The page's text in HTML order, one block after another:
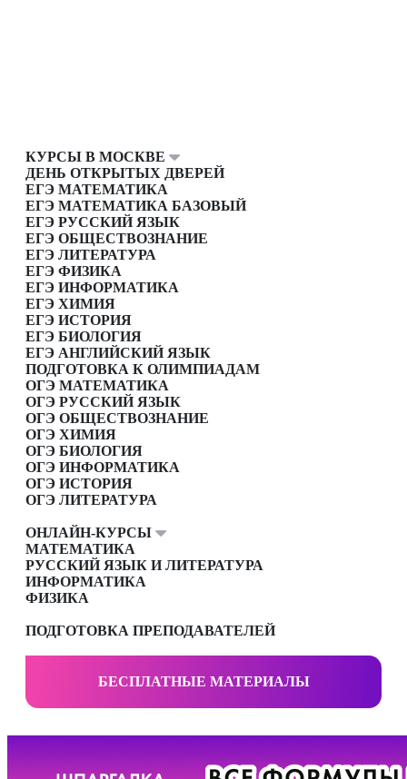
КУРСЫ В МОСКВЕ
ДЕНЬ ОТКРЫТЫХ ДВЕРЕЙ
ЕГЭ МАТЕМАТИКА
ЕГЭ МАТЕМАТИКА БАЗОВЫЙ
ЕГЭ РУССКИЙ ЯЗЫК
ЕГЭ ОБЩЕСТВОЗНАНИЕ
ЕГЭ ЛИТЕРАТУРА
ЕГЭ ФИЗИКА
ЕГЭ ИНФОРМАТИКА
ЕГЭ ХИМИЯ
ЕГЭ ИСТОРИЯ
ЕГЭ БИОЛОГИЯ
ЕГЭ АНГЛИЙСКИЙ ЯЗЫК
ПОДГОТОВКА К ОЛИМПИАДАМ
ОГЭ МАТЕМАТИКА
ОГЭ РУССКИЙ ЯЗЫК
ОГЭ ОБЩЕСТВОЗНАНИЕ
ОГЭ ХИМИЯ
ОГЭ БИОЛОГИЯ
ОГЭ ИНФОРМАТИКА
ОГЭ ИСТОРИЯ
ОГЭ ЛИТЕРАТУРА
ОНЛАЙН-КУРСЫ
МАТЕМАТИКА
РУССКИЙ ЯЗЫК И ЛИТЕРАТУРА
ИНФОРМАТИКА
ФИЗИКА
ПОДГОТОВКА ПРЕПОДАВАТЕЛЕЙ
БЕСПЛАТНЫЕ МАТЕРИАЛЫ